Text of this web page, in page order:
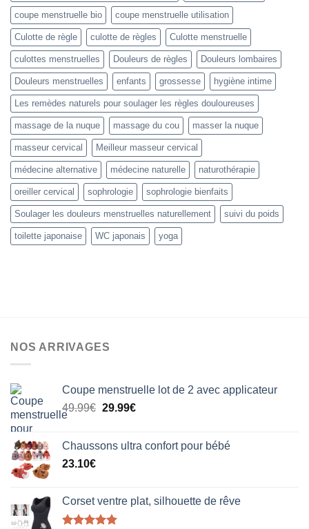
coupe menstruelle bio coupe menstruelle utilisation
Culotte de règle culotte de règles Culotte menstruelle
culottes menstruelles Douleurs de règles Douleurs lombaires
Douleurs menstruelles enfants grossesse hygiène intime
Les remèdes naturels pour soulager les règles douloureuses
massage de la nuque massage du cou masser la nuque
masseur cervical Meilleur masseur cervical
médecine alternative médecine naturelle naturothérapie
oreiller cervical sophrologie sophrologie bienfaits
Soulager les douleurs menstruelles naturellement suivi du poids
toilette japonaise WC japonais yoga
NOS ARRIVAGES
Coupe menstruelle lot de 2 avec applicateur
49.99€ Le
était :
29.99€Le
est :
Chaussons ultra confort pour bébé
23.10€
Corset ventre plat, silhouette de rêve